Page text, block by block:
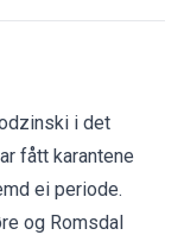
i det
fått karantene
ei periode.
og Romsdal